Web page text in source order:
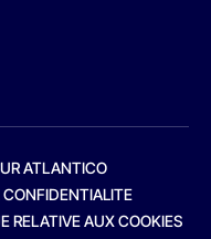
ATLANTICO
CONFIDENTIALITE
RELATIVE AUX COOKIES